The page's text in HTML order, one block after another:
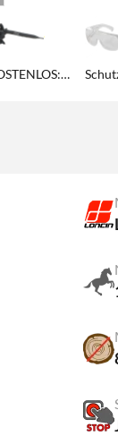
KOSTENLOS: BLACKSTONE Benzin-Laubbläser